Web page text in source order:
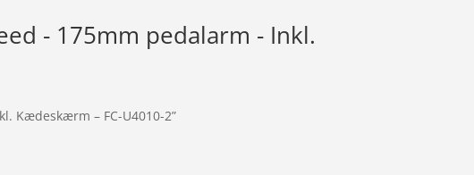
- 175mm pedalarm - Inkl.
Kædeskærm – FC-U4010-2”